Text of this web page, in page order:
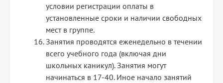
условии регистрации оплаты в
установленные сроки и наличии свободных
мест в группе.
Занятия проводятся еженедельно в течении
всего учебного года (включая дни
школьных каникул). Занятия могут
начинаться в 17-40. Иное начало занятий